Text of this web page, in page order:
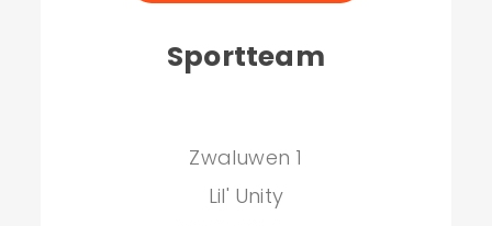
Sportteam
Zwaluwen 1
Lil' Unity